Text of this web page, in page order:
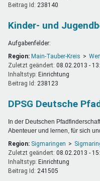
Beitrag Id:238140
Kinder- und
Aufgabenfelder:
Region: Main-Tauber-Kreis
Zuletzt geändert:08.02.2013 -
Inhaltstyp:
einrichtung
Beitrag Id:238123
DPSG Deutsche
In der Deutschen
Abenteuer und lernen, für sich
Region: Sigmaringen
Zuletzt geändert:08.02.2013 -
Inhaltstyp:
einrichtung
Beitrag Id:241505